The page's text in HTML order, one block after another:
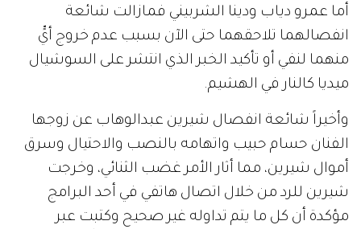
أما عمرو دياب ودينا الشربيني فمازالت شائعة
انفصالهما تلاحقهما حتى الآن بسبب عدم خروج أيٍّ
منهما لنفي أو تأكيد الخبر الذي انتشر على السوشيال
ميديا كالنار في الهشيم.
وأخيراً شائعة انفصال شيرين عبدالوهاب عن زوجها
الفنان حسام حبيب واتهامه بالنصب والاحتيال وسرق
أموال شيرين، مما أثار الأمر غضب الثنائي، وخرجت
شيرين للرد من خلال اتصال هاتفي في أحد البرامج
مؤكدة أن كل ما يتم تداوله غير صحيح وكتبت عبر